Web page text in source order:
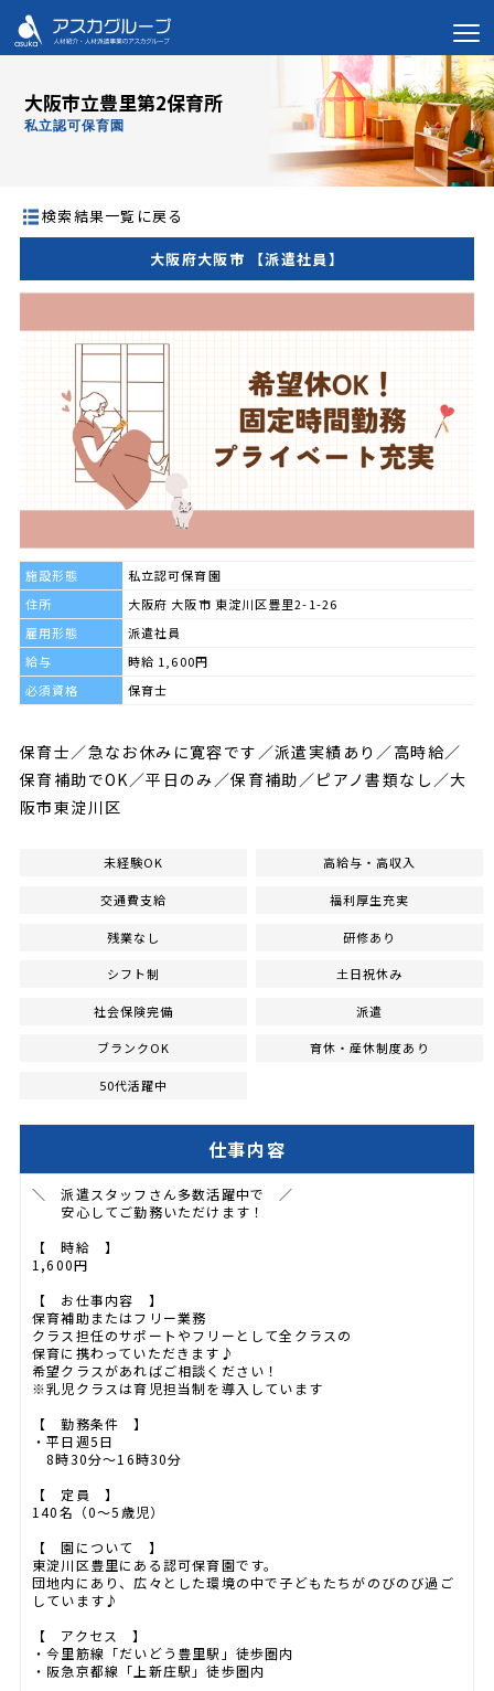
大阪市立豊里第2保育所
私立認可保育園
検索結果一覧に戻る
大阪府大阪市 【派遣社員】
施設形態
私立認可保育園
住所
大阪府 大阪市 東淀川区豊里2-1-26
雇用形態
派遣社員
給与
時給 1,600円
必須資格
保育士
保育士／急なお休みに寛容です／派遣実績あり／高時給／
保育補助でOK／平日のみ／保育補助／ピアノ書類なし／大
阪市東淀川区
未経験OK 高給与・高収入
交通費支給 福利厚生充実
残業なし 研修あり
シフト制 土日祝休み
社会保険完備 派遣
ブランクOK 育休・産休制度あり
50代活躍中
仕事内容
＼ 派遣スタッフさん多数活躍中で ／
安心してご勤務いただけます！
【 時給 】
1,600円
【 お仕事内容 】
保育補助またはフリー業務
クラス担任のサポートやフリーとして全クラスの
保育に携わっていただきます♪
希望クラスがあればご相談ください！
※乳児クラスは育児担当制を導入しています
【 勤務条件 】
・平日週5日
8時30分～16時30分
【 定員 】
140名（0～5歳児）
【 園について 】
東淀川区豊里にある認可保育園です。
団地内にあり、広々とした環境の中で子どもたちがのびのび過ご
しています♪
【 アクセス 】
・今里筋線「だいどう豊里駅」徒歩圏内
・阪急京都線「上新庄駅」徒歩圏内